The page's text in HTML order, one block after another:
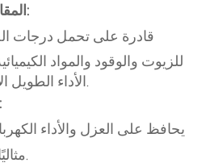
المقاومة الحرارية والكيميائية:
قادرة على تحمل درجات
للزيوت والوقود والمواد
خصائص كهربائية ممتازة:
يحافظ على العزل والأداء
مثاليًا للتطبيقات الإلكترونية.